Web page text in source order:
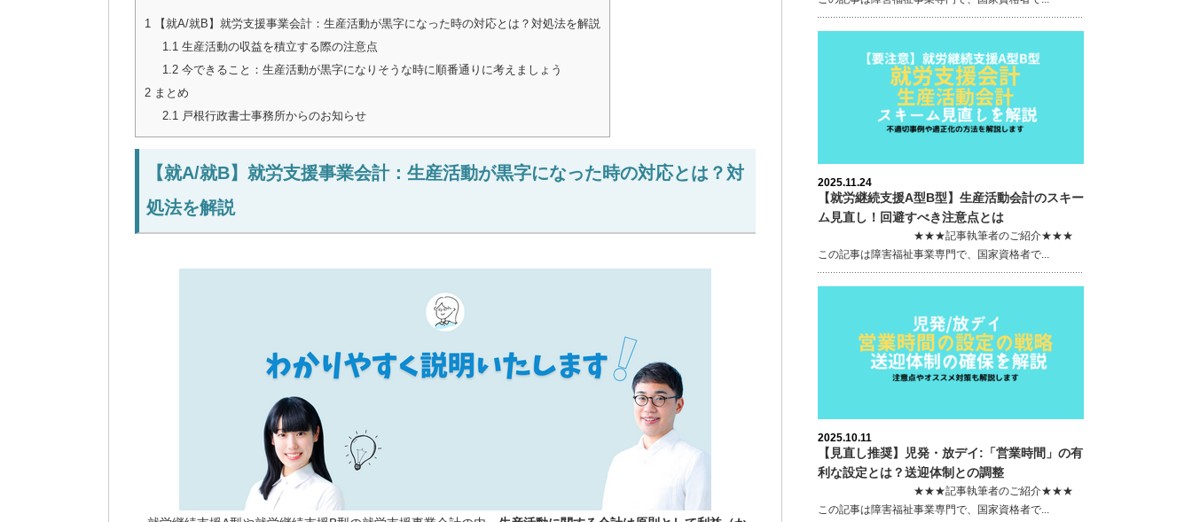
1
【就A/就B】就労支援事業会計：生産活動が黒字になった時の対応とは？対処法を解説
1.1 生産活動の収益を積立する際の注意点
1.2今できること：生産活動が黒字になりそうな時に順番通りに考えましょう
2 まとめ
2.1 戸根行政書士事務所からのお知らせ
【就A/就B】就労支援事業会計：生産活動が黒字になった時の対応とは？対
処法を解説
2025.11.24
【就労継続支援A型B型】生産活動会計のスキー
ム見直し！回避すべき注意点とは
★★★記事執筆者のご紹介★★★
この記事は障害福祉事業専門で、国家資格者で...
2025.10.11
【見直し推奨】児発・放デイ:「営業時間」の有
利な設定とは？送迎体制との調整
★★★記事執筆者のご紹介★★★
この記事は障害福祉事業専門で、国家資格者で...